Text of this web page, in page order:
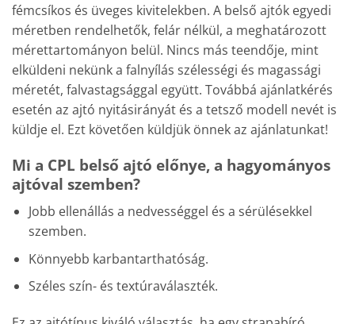
fémcsíkos és üveges kivitelekben. A belső ajtók egyedi
méretben rendelhetők, felár nélkül, a meghatározott
mérettartományon belül. Nincs más teendője, mint
elküldeni nekünk a falnyílás szélességi és magassági
méretét, falvastagsággal együtt. Továbbá ajánlatkérés
esetén az ajtó nyitásirányát és a tetsző modell nevét is
küldje el. Ezt követően küldjük önnek az ajánlatunkat!
Mi a CPL belső ajtó előnye, a hagyományos
ajtóval szemben?
Jobb ellenállás a nedvességgel és a sérülésekkel
szemben.
Könnyebb karbantarthatóság.
Széles szín- és textúraválaszték.